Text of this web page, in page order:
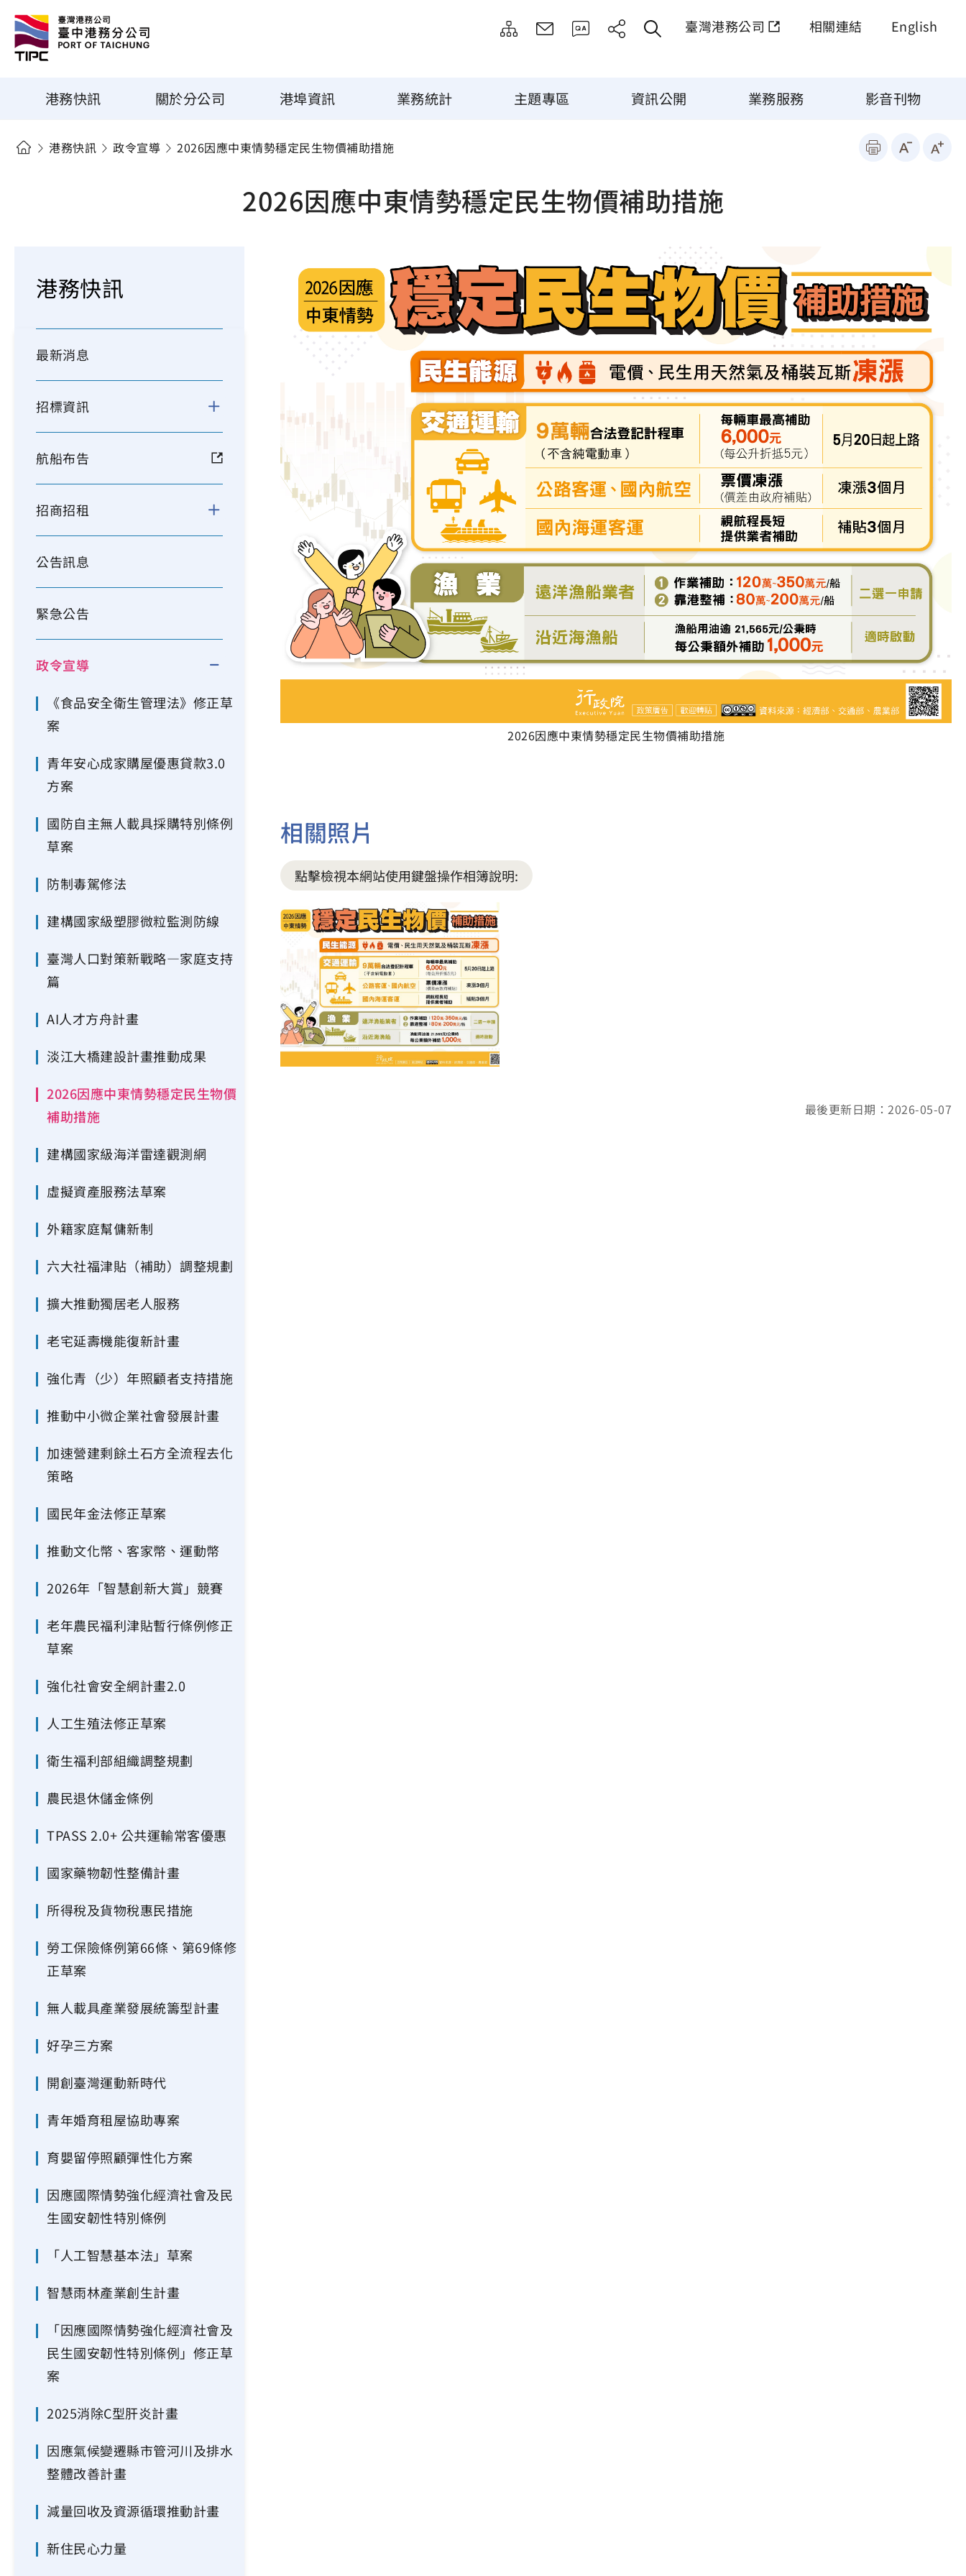
臺灣港務公司 相關連結 English
港務快訊 關於分公司 港埠資訊 業務統計 主題專區 資訊公開 業務服務 影音刊物
港務快訊 政令宣導 2026因應中東情勢穩定民生物價補助措施
2026因應中東情勢穩定民生物價補助措施
港務快訊
最新消息
招標資訊
航船布告
招商招租
公告訊息
緊急公告
政令宣導
《食品安全衛生管理法》修正草
案
青年安心成家購屋優惠貸款3.0
方案
國防自主無人載具採購特別條例
草案
防制毒駕修法
建構國家級塑膠微粒監測防線
臺灣人口對策新戰略—家庭支持
篇
AI人才方舟計畫
淡江大橋建設計畫推動成果
2026因應中東情勢穩定民生物價
補助措施
建構國家級海洋雷達觀測網
虛擬資產服務法草案
外籍家庭幫傭新制
六大社福津貼（補助）調整規劃
擴大推動獨居老人服務
老宅延壽機能復新計畫
強化青（少）年照顧者支持措施
推動中小微企業社會發展計畫
加速營建剩餘土石方全流程去化
策略
國民年金法修正草案
推動文化幣、客家幣、運動幣
2026年「智慧創新大賞」競賽
老年農民福利津貼暫行條例修正
草案
強化社會安全網計畫2.0
人工生殖法修正草案
衛生福利部組織調整規劃
農民退休儲金條例
TPASS 2.0+ 公共運輸常客優惠
國家藥物韌性整備計畫
所得稅及貨物稅惠民措施
勞工保險條例第66條、第69條修
正草案
無人載具產業發展統籌型計畫
好孕三方案
開創臺灣運動新時代
青年婚育租屋協助專案
育嬰留停照顧彈性化方案
因應國際情勢強化經濟社會及民
生國安韌性特別條例
「人工智慧基本法」草案
智慧雨林產業創生計畫
「因應國際情勢強化經濟社會及
民生國安韌性特別條例」修正草
案
2025消除C型肝炎計畫
因應氣候變遷縣市管河川及排水
整體改善計畫
減量回收及資源循環推動計畫
新住民心力量
2026因應中東情勢穩定民生物價補助措施
相關照片
點擊檢視本網站使用鍵盤操作相簿說明:
最後更新日期：2026-05-07